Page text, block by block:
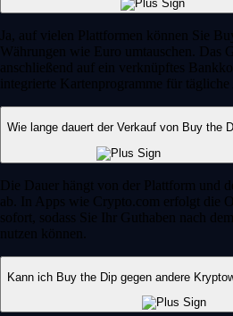
Ja, auf vielen Plattformen können Sie
Währungen wie Euro umtauschen. Das
anschließend auf ein verknüpftes
integrierte Kartenprogramme für tägliche
Wie lange dauert der Verkauf von Buy the
Die Dauer hängt von der Plattform und
ab. In Apps wie Crypto.com erfolgt die
sofort, sodass Sie Ihr Guthaben nach
nutzen können.
Kann ich Buy the Dip gegen andere